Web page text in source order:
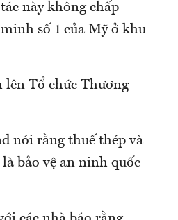
này không chấp
số 1 của Mỹ ở khu
lên Tổ chức Thương
nói rằng thuế thép và
bảo vệ an ninh quốc